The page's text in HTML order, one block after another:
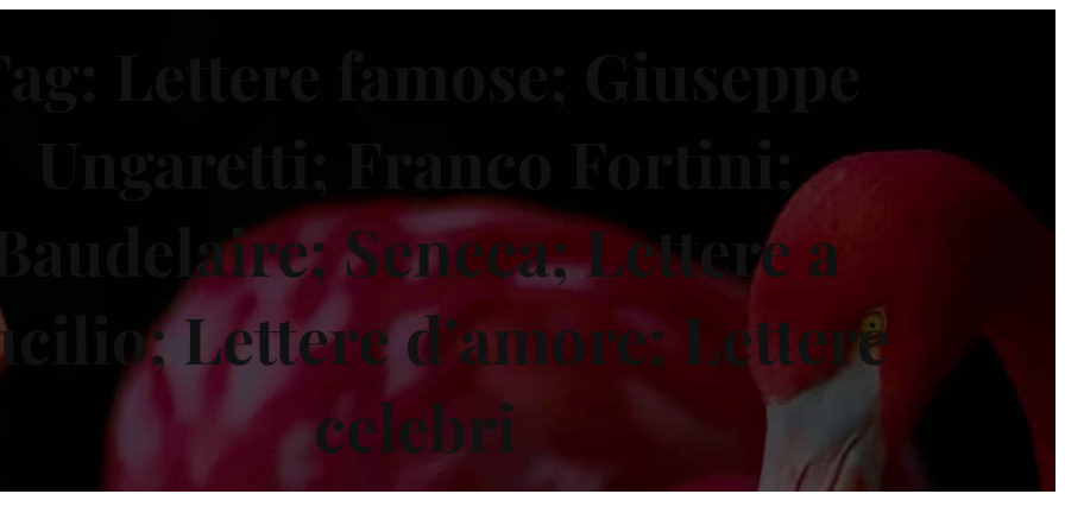
Baudelaire; Seneca; Lettere a
Lettere d’amore; Lettere
celebri